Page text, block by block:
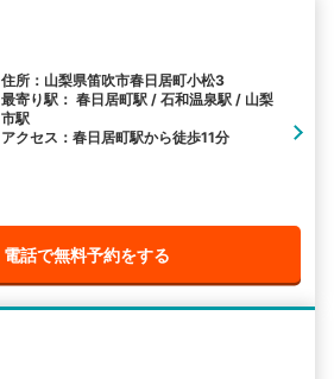
住所：山梨県笛吹市春日居町小松3
最寄り駅： 春日居町駅 / 石和温泉駅 / 山梨
市駅
アクセス：春日居町駅から徒歩11分
電話で無料予約をする